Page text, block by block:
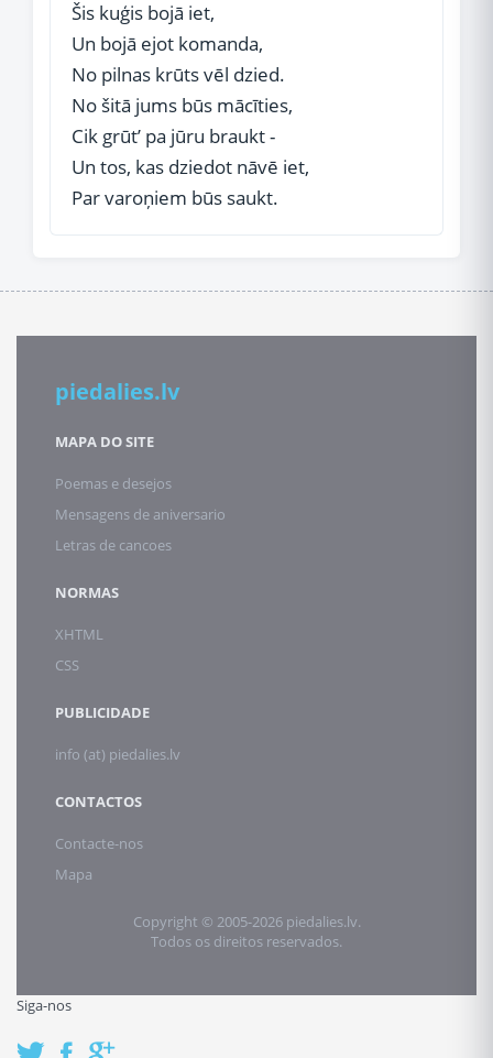
Šis kuģis bojā iet,
Un bojā ejot komanda,
No pilnas krūts vēl dzied.
No šitā jums būs mācīties,
Cik grūt’ pa jūru braukt -
Un tos, kas dziedot nāvē iet,
Par varoņiem būs saukt.
piedalies.lv
MAPA DO SITE
Poemas e desejos
Mensagens de aniversario
Letras de cancoes
NORMAS
XHTML
CSS
PUBLICIDADE
info (at) piedalies.lv
CONTACTOS
Contacte-nos
Mapa
Copyright © 2005-2026 piedalies.lv.
Todos os direitos reservados.
Siga-nos